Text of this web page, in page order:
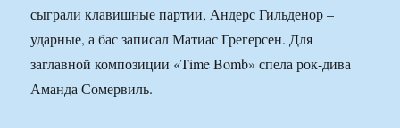
сыграли клавишные партии, Андерс Гильденор –
ударные, а бас записал Матиас Грегерсен. Для
заглавной композиции «Time Bomb» спела рок-дива
Аманда Сомервиль.